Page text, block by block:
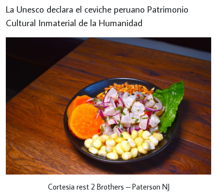
La Unesco declara el ceviche peruano Patrimonio
Cultural Inmaterial de la Humanidad
Cortesia rest 2 Brothers – Paterson NJ